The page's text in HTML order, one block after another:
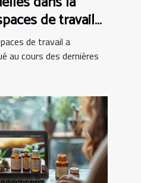
de travail
de travail a
au cours des dernières